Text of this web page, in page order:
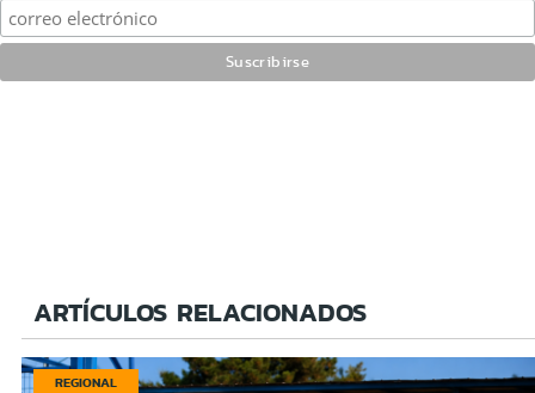
ARTÍCULOS RELACIONADOS
REGIONAL